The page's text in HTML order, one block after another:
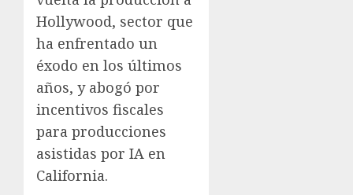
Hollywood, sector que
ha enfrentado un
éxodo en los últimos
años, y abogó por
incentivos fiscales
para producciones
asistidas por IA en
California.